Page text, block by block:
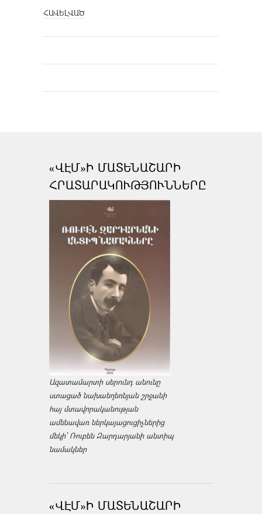
ՀԱՎԵԼՎԱԾ
«ՎԷՄ»Ի ՄԱՏԵՆԱՇԱՐԻ
ՀՐԱՏԱՐԱԿՈՒԹՅՈՒՆՆԵՐԸ
Ազատամարտի սերունդ անունը
ստացած նախաեղեռնյան շրջանի
հայ մտավորականության
ամենավառ ներկայացուցիչներից
մեկի՝ Ռուբեն Զարդարյանի անտիպ
նամակներ
«ՎԷՄ»Ի ՄԱՏԵՆԱՇԱՐԻ